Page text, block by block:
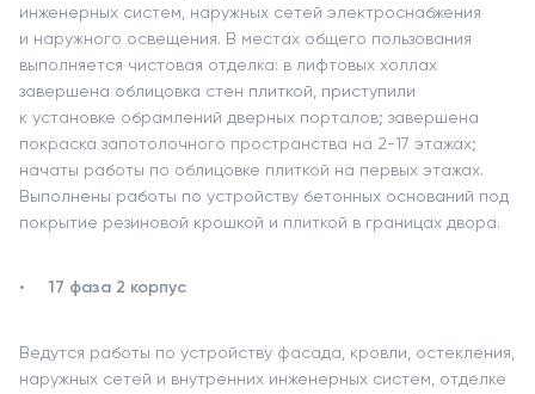
инженерных систем, наружных сетей электроснабжения
и наружного освещения. В местах общего пользования
выполняется чистовая отделка: в лифтовых холлах
завершена облицовка стен плиткой, приступили
к установке обрамлений дверных порталов; завершена
покраска запотолочного пространства на 2-17 этажах;
начаты работы по облицовке плиткой на первых этажах.
Выполнены работы по устройству бетонных оснований под
покрытие резиновой крошкой и плиткой в границах двора.
17 фаза 2 корпус
Ведутся работы по устройству фасада, кровли, остекления,
наружных сетей и внутренних инженерных систем, отделке